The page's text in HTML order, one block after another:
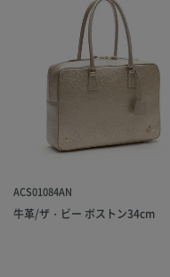
ACS01084AN
牛革/ザ・ビー ボストン34cm